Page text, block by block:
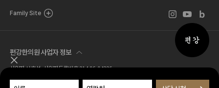
퀵메뉴
퀵메뉴 닫기
Family Site 인스타그램 바로
유튜브 바로
블로그
편강한의원 사업자 정보
사업자 서호석 사업자등록번호 214-96-04326
Tel. 02.518.7777 Fax. 02.581.1570